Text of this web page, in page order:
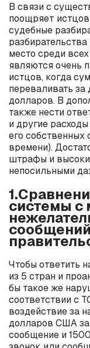
В связи с
поощряет
судебные
место среди
являются очень
истцов, когда
переваливать за
долларов. В
также нести
и другие
его
времени).
штрафы и
непосильными
системы с
Чтобы ответить
из 5 стран и
бы такое же
соответствии с
воздействие за
долларов США
сообщение и